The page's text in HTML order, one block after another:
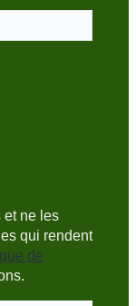
et ne les
qui rendent
de